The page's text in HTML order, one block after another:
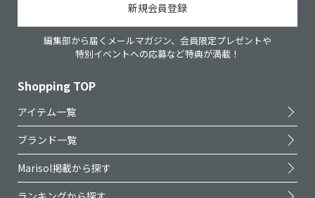
新規会員登録
編集部から届くメールマガジン、会員限定プレゼントや
特別イベントへの応募など特典が満載！
Shopping TOP
アイテム一覧
ブランド一覧
Marisol掲載から探す